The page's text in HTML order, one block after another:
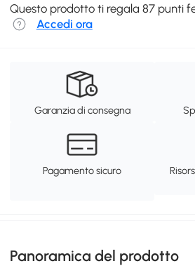
Questo prodotto ti regala 87 punti
Accedi ora
Garanzia di consegna
Pagamento sicuro
Panoramica del prodotto